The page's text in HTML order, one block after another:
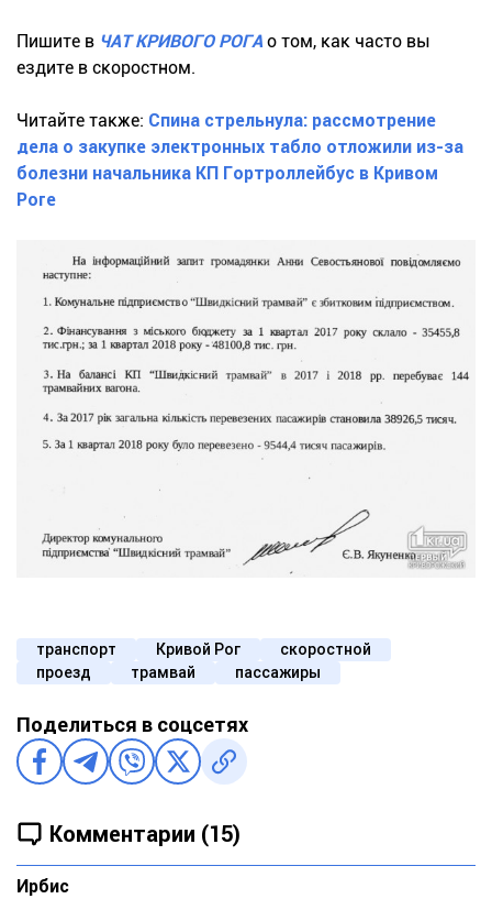
Пишите в ЧАТ КРИВОГО РОГА о том, как часто вы
ездите в скоростном.
Читайте также: Спина стрельнула: рассмотрение
дела о закупке электронных табло отложили из-за
болезни начальника КП Гортроллейбус в Кривом
Роге
транспорт Кривой Рог
скоростной
проезд
трамвай пассажиры
Поделиться в соцсетях
Комментарии (15)
Ирбис